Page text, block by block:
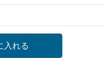
入れる